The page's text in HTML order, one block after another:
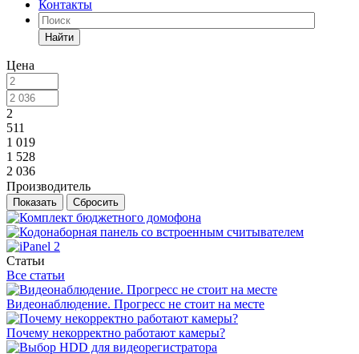
Контакты
Найти
Цена
2
511
1 019
1 528
2 036
Производитель
Сбросить
Статьи
Все статьи
Видеонаблюдение. Прогресс не стоит на месте
Почему некорректно работают камеры?